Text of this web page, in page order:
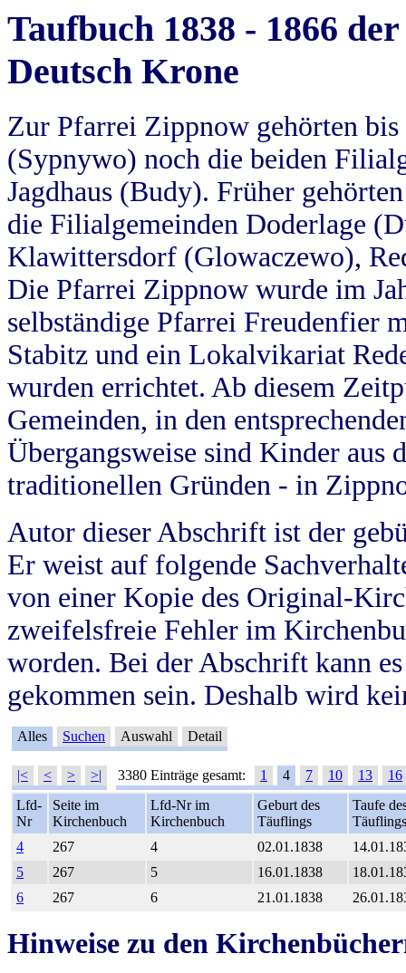
Taufbuch 1838 - 1866
Deutsch Krone
Zur Pfarrei Zippnow gehörten
(Sypnywo) noch die beiden
Jagdhaus (Budy). Früher
die Filialgemeinden Doderlage
Klawittersdorf (Glowaczewo),
Die Pfarrei Zippnow wurde im
selbständige Pfarrei Freudenfier
Stabitz und ein Lokalvikariat
wurden errichtet. Ab diesem
Gemeinden, in den
Übergangsweise sind Kinder aus
traditionellen Gründen - in
Autor dieser Abschrift ist der
Er weist auf folgende
von einer Kopie des Original-
zweifelsfreie Fehler im
worden. Bei der Abschrift kann
gekommen sein. Deshalb wird
Alles Suchen Auswahl Detail
|< < > >| 3380 Einträge gesamt: 1 4 7 10 13
16
Lfd-
Nr
Seite im
Kirchenbuch
Lfd-Nr im
Kirchenbuch
Geburt des
Täuflings
Taufe
Täuflings
4
267 4 02.01.1838
5
267 5 16.01.1838
6
267 6 21.01.1838
Hinweise zu den